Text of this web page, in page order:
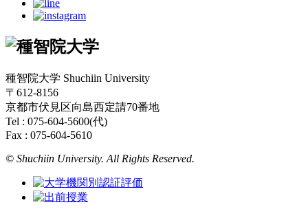
種智院大学 Shuchiin University
〒612-8156
京都市伏見区向島西定請70番地
Tel : 075-604-5600(代)
Fax : 075-604-5610
© Shuchiin University. All Rights Reserved.